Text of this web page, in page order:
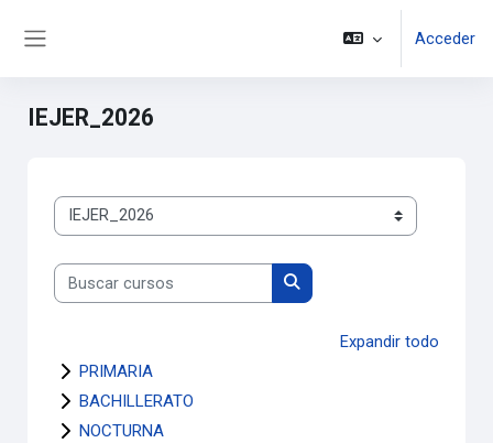
Acceder
IEJER_2026
Categorías
Buscar cursos
Buscar cursos
Expandir todo
PRIMARIA
BACHILLERATO
NOCTURNA